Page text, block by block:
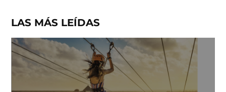
LAS MÁS LEÍDAS